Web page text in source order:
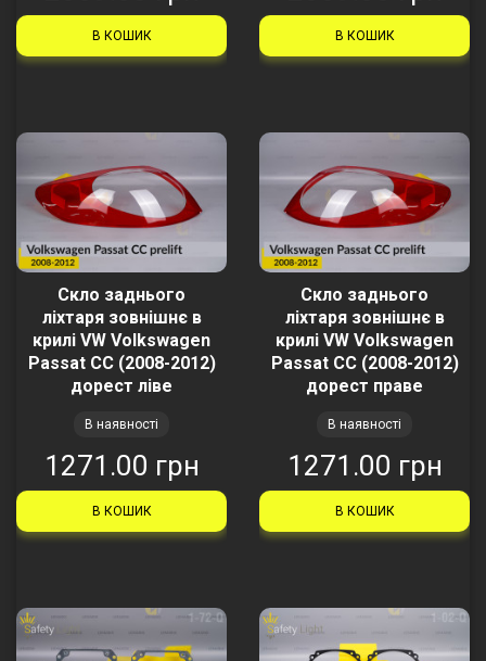
В КОШИК В КОШИК
Скло заднього
ліхтаря зовнішнє в
крилі VW Volkswagen
Passat CC (2008-2012)
дорест ліве
В наявності
1271.00 грн
В КОШИК
Скло заднього
ліхтаря зовнішнє в
крилі VW Volkswagen
Passat CC (2008-2012)
дорест праве
В наявності
1271.00 грн
В КОШИК